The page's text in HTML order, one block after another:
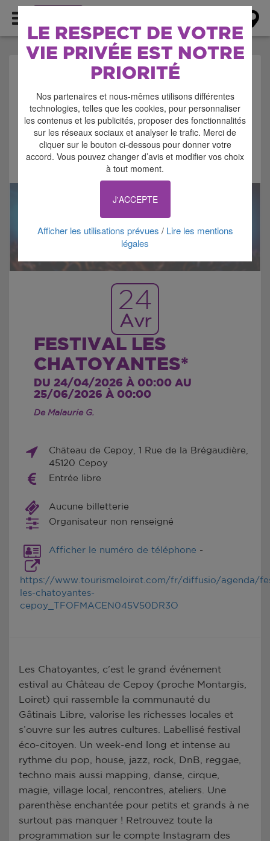
LE RESPECT DE VOTRE
VIE PRIVÉE EST NOTRE
PRIORITÉ
Nos partenaires et nous-mêmes utilisons différentes
technologies, telles que les cookies, pour personnaliser
les contenus et les publicités, proposer des fonctionnalités
sur les réseaux sociaux et analyser le trafic. Merci de
cliquer sur le bouton ci-dessous pour donner votre
accord. Vous pouvez changer d’avis et modifier vos choix
à tout moment.
J'ACCEPTE
Afficher les utilisations prévues / Lire les mentions
légales
AGENDA > FESTIVAL
Signaler cette annonce
24
Avr
FESTIVAL LES
CHATOYANTES*
DU 24/04/2026 À 00:00 AU
25/06/2026 À 00:00
De Malaurie G.
Château de Cepoy, 1 Rue de la Brégaudière,
45120 Cepoy
Entrée libre
Aucune billetterie
Organisateur non renseigné
Afficher le numéro de téléphone -
https://www.tourismeloiret.com/fr/diffusio/agenda/
les-chatoyantes-
cepoy_TFOFMACEN045V50DR3O
Les Chatoyantes, c’est le grand événement
estival au Château de Cepoy (proche Montargis,
Loiret) qui rassemble la communauté du
Gâtinais Libre, valorise les richesses locales et
s’ouvre sur les autres cultures. Labellisé festival
éco-citoyen. Un week-end long et intense au
rythme du pop, house, jazz, rock, DnB, reggae,
techno mais aussi mapping, danse, cirque,
magie, village local, rencontres, ateliers. Une
parenthèse enchantée pour petits et grands à ne
surtout pas manquer ! Retrouvez toute la
programmation sur le compte Instagram des